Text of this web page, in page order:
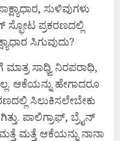
ಸುಳಿವುಗಳು
ಸ್ಫೋಟ ಪ್ರಕರಣದಲ್ಲಿ
ಸಿಗುವುದು?
ಸಾಧ್ವಿ ನಿರಪರಾಧಿ,
ಆಕೆಯನ್ನು ಹೇಗಾದರೂ
ಸಿಲುಕಿಸಲೇಬೇಕು
ಪಾಲಿಗ್ರಾಫ್, ಬ್ರೈನ್
ಮತ್ತೆ ಆಕೆಯನ್ನು ನಾನಾ